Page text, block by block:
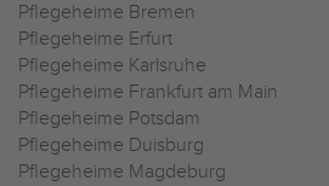
Pflegeheime Bremen
Pflegeheime Erfurt
Pflegeheime Karlsruhe
Pflegeheime Frankfurt am Main
Pflegeheime Potsdam
Pflegeheime Duisburg
Pflegeheime Magdeburg